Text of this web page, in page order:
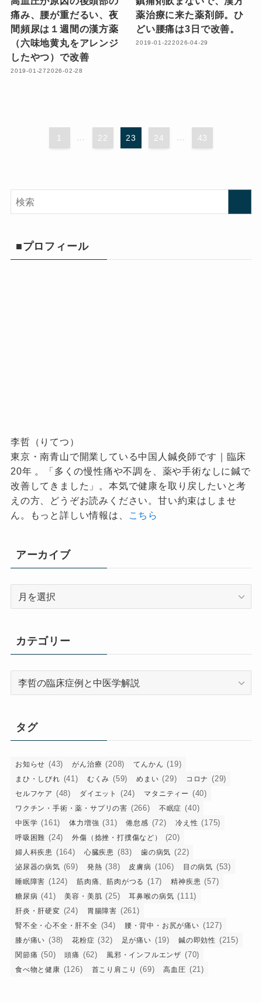
痛み、腰が重だるい、夜
間頻尿は１週間の漢方薬
（六味地黄丸をアレンジ
したやつ）で改善
2019-01-272026-02-28
薬治療に来た薬剤師。ひ
どい腰痛は3日で改善。
2019-01-222026-04-29
1 22 23 24 43
■プロフィール
李哲（りてつ）
東京・南青山で開業している中国人鍼灸師です｜臨床
20年 。「多くの慢性痛や不調を、薬や手術なしに鍼で
改善してきました」。本気で健康を取り戻したいと考
えの方、どうぞお読みください。甘い約束はしませ
ん。もっと詳しい情報は、
こちら
アーカイブ
ブ
カテゴリー
カ
ー
タグ
お知らせ (43) がん治療 (208) てんかん (19)
まひ・しびれ (41) むくみ (59) めまい (29) コロナ (29)
セルフケア (48) ダイエット (24) マタニティー (40)
ワクチン・手術・薬・サプリの害 (266) 不眠症 (40)
中医学 (161) 体力増強 (31) 倦怠感 (72) 冷え性 (175)
呼吸困難 (24) 外傷（捻挫・打撲傷など） (20)
婦人科疾患 (164) 心臓疾患 (83) 歯の病気 (22)
泌尿器の病気 (69) 発熱 (38) 皮膚病 (106) 目の病気 (53)
睡眠障害 (124) 筋肉痛、筋肉がつる (17) 精神疾患 (57)
糖尿病 (41) 美容・美肌 (25) 耳鼻喉の病気 (111)
肝炎・肝硬変 (24) 胃腸障害 (261)
腎不全・心不全・肝不全 (34) 腰・背中・お尻が痛い (127)
膝が痛い (38) 花粉症 (32) 足が痛い (19) 鍼の即効性 (215)
関節痛 (50) 頭痛 (62) 風邪・インフルエンザ (70)
食べ物と健康 (126) 首こり肩こり (69) 高血圧 (21)